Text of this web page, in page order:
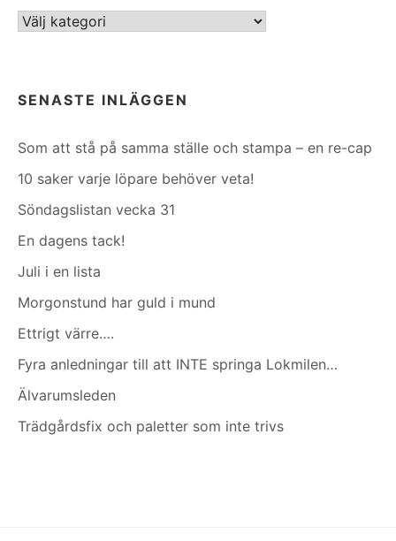
Kategorier
SENASTE INLÄGGEN
Som att stå på samma ställe och stampa – en re-cap
10 saker varje löpare behöver veta!
Söndagslistan vecka 31
En dagens tack!
Juli i en lista
Morgonstund har guld i mund
Ettrigt värre….
Fyra anledningar till att INTE springa Lokmilen…
Älvarumsleden
Trädgårdsfix och paletter som inte trivs